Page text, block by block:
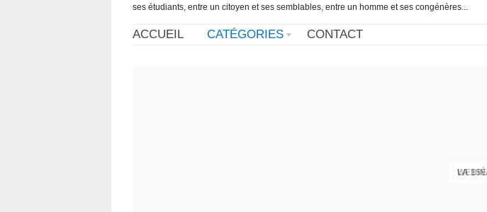
ses étudiants, entre un citoyen et ses semblables, entre un homme et ses congénères...
ACCUEIL CATÉGORIES CONTACT